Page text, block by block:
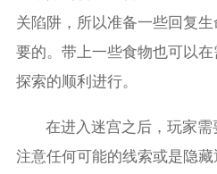
关陷阱，所以准备一些回复
要的。带上一些食物也可以
探索的顺利进行。
在进入迷宫之后，玩家需
注意任何可能的线索或是隐